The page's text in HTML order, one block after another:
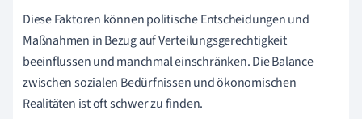
Diese Faktoren können politische Entscheidungen und
Maßnahmen in Bezug auf Verteilungsgerechtigkeit
beeinflussen und manchmal einschränken. Die Balance
zwischen sozialen Bedürfnissen und ökonomischen
Realitäten ist oft schwer zu finden.